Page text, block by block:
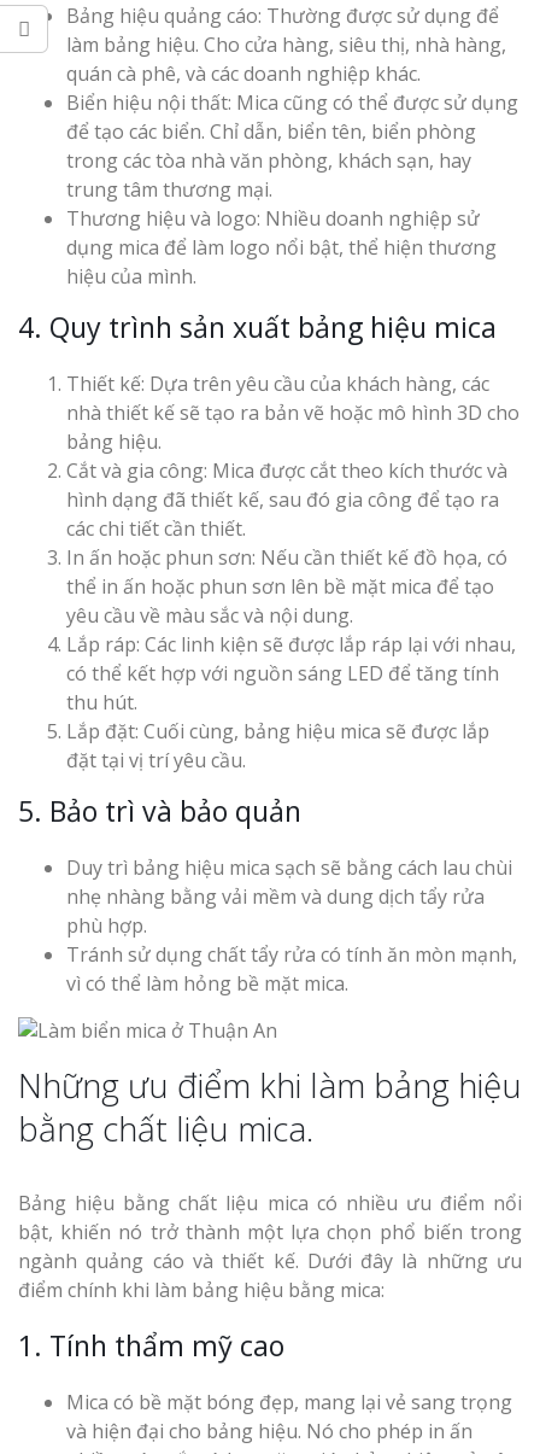
Bảng hiệu quảng cáo: Thường được sử dụng để
làm bảng hiệu. Cho cửa hàng, siêu thị, nhà hàng,
quán cà phê, và các doanh nghiệp khác.
Biển hiệu nội thất: Mica cũng có thể được sử dụng
để tạo các biển. Chỉ dẫn, biển tên, biển phòng
trong các tòa nhà văn phòng, khách sạn, hay
trung tâm thương mại.
Thương hiệu và logo: Nhiều doanh nghiệp sử
dụng mica để làm logo nổi bật, thể hiện thương
hiệu của mình.
4. Quy trình sản xuất bảng hiệu mica
Thiết kế: Dựa trên yêu cầu của khách hàng, các
nhà thiết kế sẽ tạo ra bản vẽ hoặc mô hình 3D cho
bảng hiệu.
Cắt và gia công: Mica được cắt theo kích thước và
hình dạng đã thiết kế, sau đó gia công để tạo ra
các chi tiết cần thiết.
In ấn hoặc phun sơn: Nếu cần thiết kế đồ họa, có
thể in ấn hoặc phun sơn lên bề mặt mica để tạo
yêu cầu về màu sắc và nội dung.
Lắp ráp: Các linh kiện sẽ được lắp ráp lại với nhau,
có thể kết hợp với nguồn sáng LED để tăng tính
thu hút.
Lắp đặt: Cuối cùng, bảng hiệu mica sẽ được lắp
đặt tại vị trí yêu cầu.
5. Bảo trì và bảo quản
Duy trì bảng hiệu mica sạch sẽ bằng cách lau chùi
nhẹ nhàng bằng vải mềm và dung dịch tẩy rửa
phù hợp.
Tránh sử dụng chất tẩy rửa có tính ăn mòn mạnh,
vì có thể làm hỏng bề mặt mica.
Những ưu điểm khi làm bảng hiệu
bằng chất liệu mica.
Bảng hiệu bằng chất liệu mica có nhiều ưu điểm nổi
bật, khiến nó trở thành một lựa chọn phổ biến trong
ngành quảng cáo và thiết kế. Dưới đây là những ưu
điểm chính khi làm bảng hiệu bằng mica:
1. Tính thẩm mỹ cao
Mica có bề mặt bóng đẹp, mang lại vẻ sang trọng
và hiện đại cho bảng hiệu. Nó cho phép in ấn